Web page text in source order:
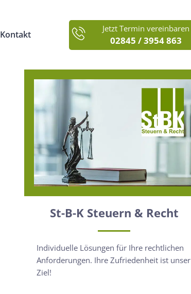
Kontakt
Jetzt Termin vereinbaren
02845 / 3954 863
St-B-K Steuern & Recht
Individuelle Lösungen für Ihre rechtlichen
Anforderungen. Ihre Zufriedenheit ist unser
Ziel!